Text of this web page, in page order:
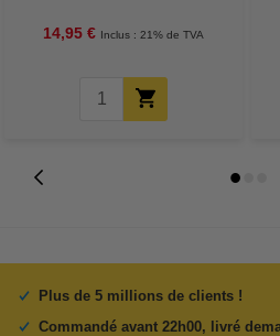
14,95 € Inclus : 21% de TVA
Plus de 5 millions de clients !
Commandé avant 22h00, livré